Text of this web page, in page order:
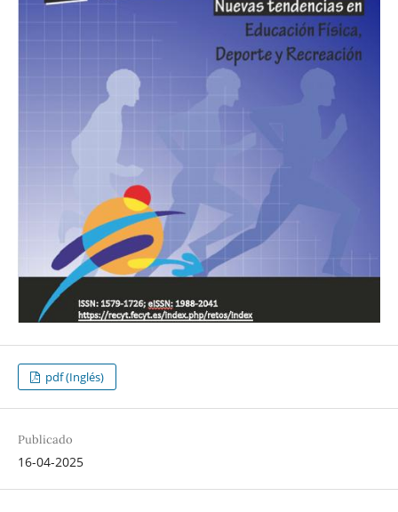
pdf (Inglés)
Publicado
16-04-2025